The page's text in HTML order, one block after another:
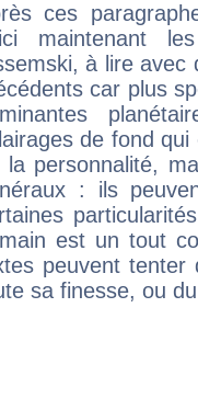
ces
maintenant
à lire avec
car plus
de fond
la personnalité,
: ils
est un tout
peuvent tenter
sa finesse, ou